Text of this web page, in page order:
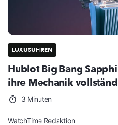
LUXUSUHREN
Hublot Big Bang
ihre Mechanik
3 Minuten
WatchTime Redaktion